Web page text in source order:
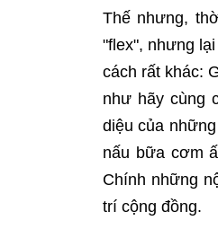
Thế nhưng,
"flex", nhưng
cách rất khác:
như hãy cùng
diệu của
nấu bữa cơm
Chính những
trí cộng đồng.